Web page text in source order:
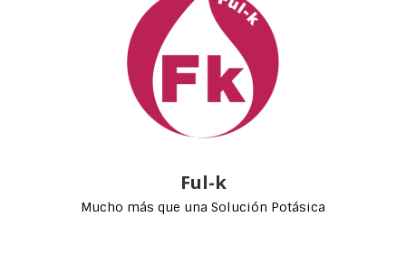
Ful-k
Mucho más que una Solución Potásica